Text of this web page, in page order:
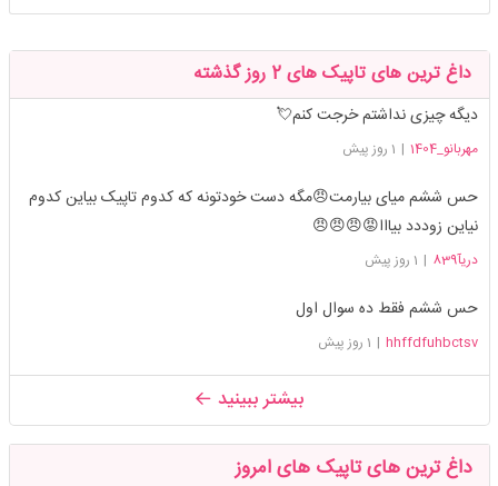
داغ ترین های تاپیک های 2 روز گذشته
دیگه چیزی نداشتم خرجت کنم💘
مهربانو_1404 | 1 روز پیش
حس ششم میای بیارمت😠مگه دست خودتونه که کدوم تاپیک بیاین کدوم
نیاین زوددد بیااا😡😠😠😠
دریآ839 | 1 روز پیش
حس ششم فقط ده سوال اول
hhffdfuhbctsv
| 1 روز پیش
بیشتر ببینید
داغ ترین های تاپیک های امروز